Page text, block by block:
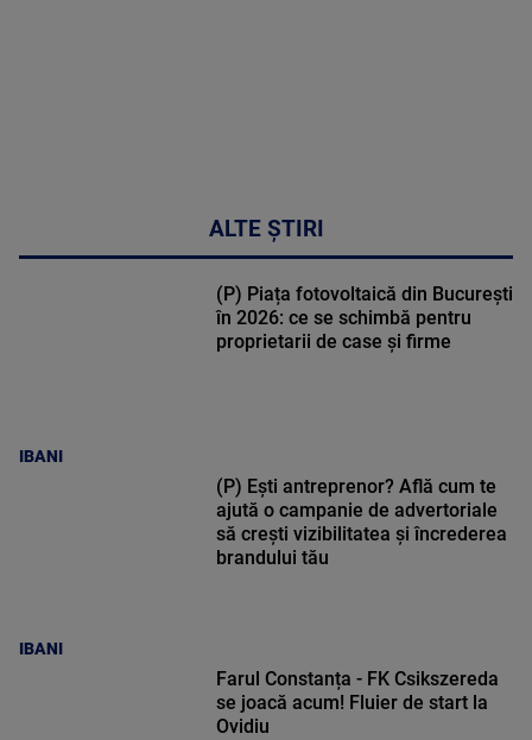
ALTE ȘTIRI
IBANI
(P) Piața fotovoltaică din București
în 2026: ce se schimbă pentru
proprietarii de case și firme
IBANI
(P) Ești antreprenor? Află cum te
ajută o campanie de advertoriale
să crești vizibilitatea și încrederea
brandului tău
Farul Constanța - FK Csikszereda
se joacă acum! Fluier de start la
Ovidiu